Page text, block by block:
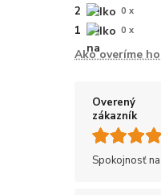
2 0 x
1 0 x
Ako overíme
Overený
zákazník
Spokojnosť